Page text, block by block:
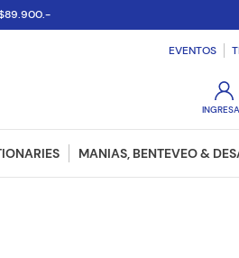
$89.900.-
EVENTOS
MANIAS, BENTEVEO &